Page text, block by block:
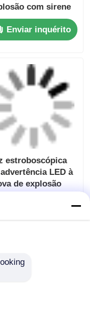
de advertência
à prova de
com sirene
Enviar inquérito
LED à